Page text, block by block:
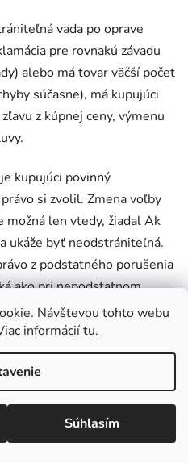
Návštevou tohto webu
informáciítu.
Súhlasím
vada po oprave
pre rovnakú závadu
alebo má tovar väčší počet
súčasne), má kupujúci
z kúpnej ceny, výmenu
kupujúci povinný
si zvolil. Zmena voľby
možná len vtedy, žiadal Ak
ukáže byť neodstrániteľná.
z podstatného porušenia
ako pri nepodstatnom
môže kupujúci požadovať
kupujúci pred prevzatím o